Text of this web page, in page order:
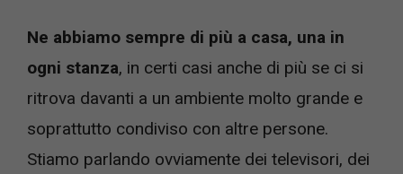
Ne abbiamo sempre di più a casa, una in
ogni stanza, in certi casi anche di più se ci si
ritrova davanti a un ambiente molto grande e
soprattutto condiviso con altre persone.
Stiamo parlando ovviamente dei televisori, dei